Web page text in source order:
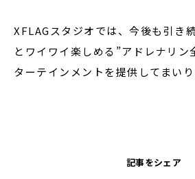
XFLAGスタジオでは、今後も引き
とワイワイ楽しめる”アドレナリン
ターテインメントを提供してまいり
記事をシェア